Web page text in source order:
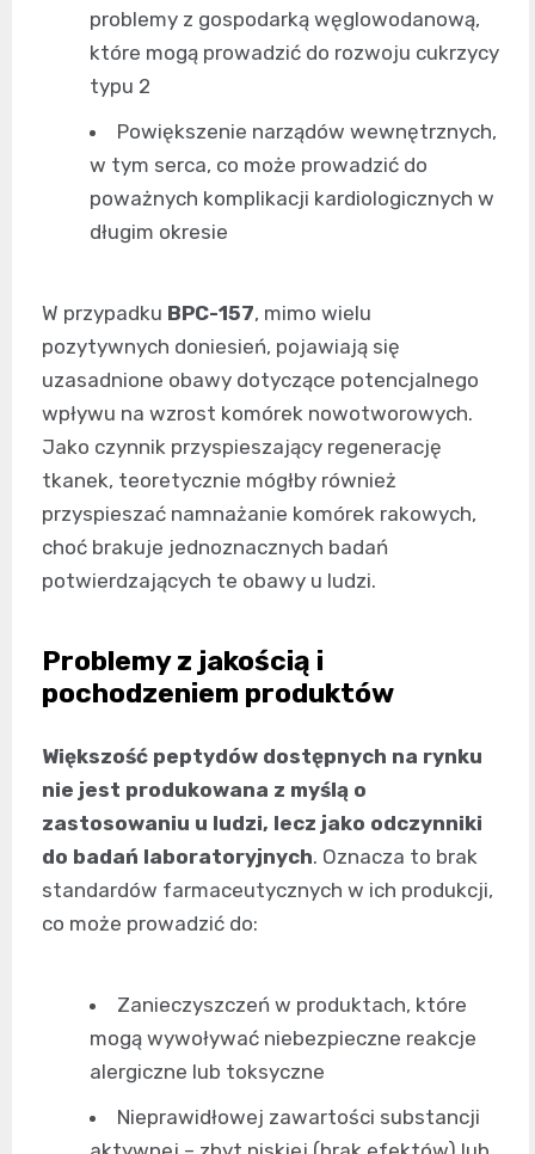
problemy z gospodarką węglowodanową,
które mogą prowadzić do rozwoju cukrzycy
typu 2
Powiększenie narządów wewnętrznych,
w tym serca, co może prowadzić do
poważnych komplikacji kardiologicznych w
długim okresie
W przypadku BPC-157, mimo wielu
pozytywnych doniesień, pojawiają się
uzasadnione obawy dotyczące potencjalnego
wpływu na wzrost komórek nowotworowych.
Jako czynnik przyspieszający regenerację
tkanek, teoretycznie mógłby również
przyspieszać namnażanie komórek rakowych,
choć brakuje jednoznacznych badań
potwierdzających te obawy u ludzi.
Problemy z jakością i
pochodzeniem produktów
Większość peptydów dostępnych na rynku
nie jest produkowana z myślą o
zastosowaniu u ludzi, lecz jako odczynniki
do badań laboratoryjnych. Oznacza to brak
standardów farmaceutycznych w ich produkcji,
co może prowadzić do:
Zanieczyszczeń w produktach, które
mogą wywoływać niebezpieczne reakcje
alergiczne lub toksyczne
Nieprawidłowej zawartości substancji